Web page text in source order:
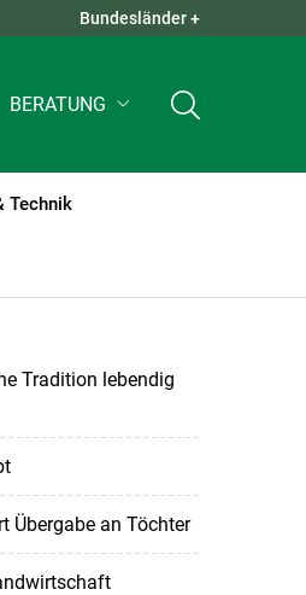
QUICK LINKS +
Bundesländer +
BERATUNG
Technik
Tradition lebendig
Übergabe an Töchter